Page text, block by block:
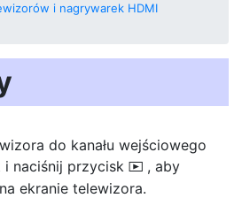
i nagrywarek HDMI
do kanału wejściowego
i naciśnij przycisk K , aby
ekranie telewizora.